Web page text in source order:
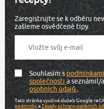
Zaregistrujte se k odběru
zašleme osvědčené tipy.
Souhlasím s
společnostia seznámil/
osobních údajů.
Tato stránka využívá služeb Google
podmínkyaZásady ochrany osobních